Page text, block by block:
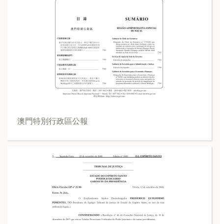
澳門特別行政區公報